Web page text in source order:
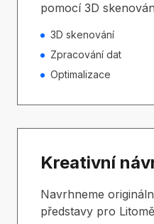
pomocí 3D
3D skenování
Zpracování dat
Optimalizace
Kreativní
Navrhneme
představy pro